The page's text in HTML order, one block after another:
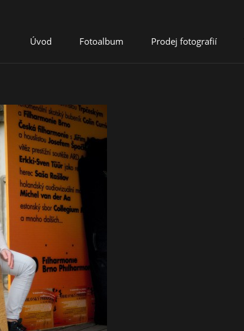
Úvod Fotoalbum Prodej fotografií